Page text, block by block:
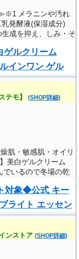
メラニンや汚れ
発酵液(保湿成分)
成を抑え、しみ・そ
※3 ヒオウギ抽出液
ゲルクリーム
インワン ゲル
化粧水 ..
テモ】 (SHOP詳細)
肌・敏感肌・オイリ
美白ゲルクリーム
でいるので冬場の乾
人気の秘密は「乳
対象◆公式 キー
ライト エッセン
50ml k..
ンストア (SHOP詳細)